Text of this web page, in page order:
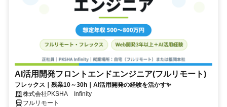
AI活用開発フロントエンドエンジニア(フルリモート)
フレックス｜残業10～30h｜AI活用開発の経験を活かす✨
株式会社PKSHA Infinity
フルリモート